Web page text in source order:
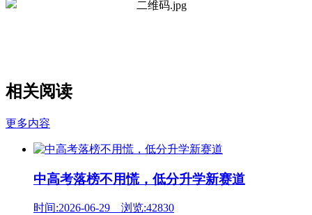
相关阅读
更多内容
中高考落榜不用慌，低分升学新赛道
时间:2026-06-29 浏览:42830